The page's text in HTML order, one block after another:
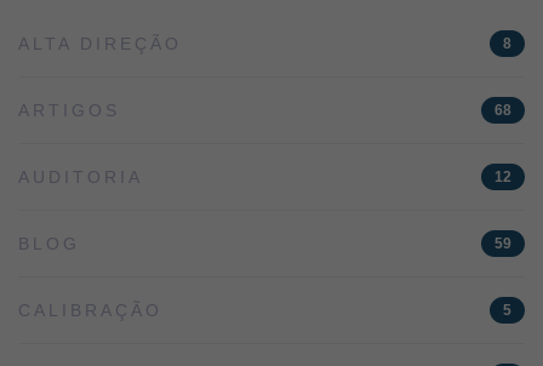
ALTA DIREÇÃO 8
ARTIGOS 68
AUDITORIA 12
BLOG 59
CALIBRAÇÃO 5